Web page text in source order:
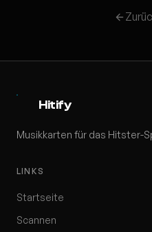
Hitify
Musikkarten für das Hitster-
LINKS
Startseite
Scannen